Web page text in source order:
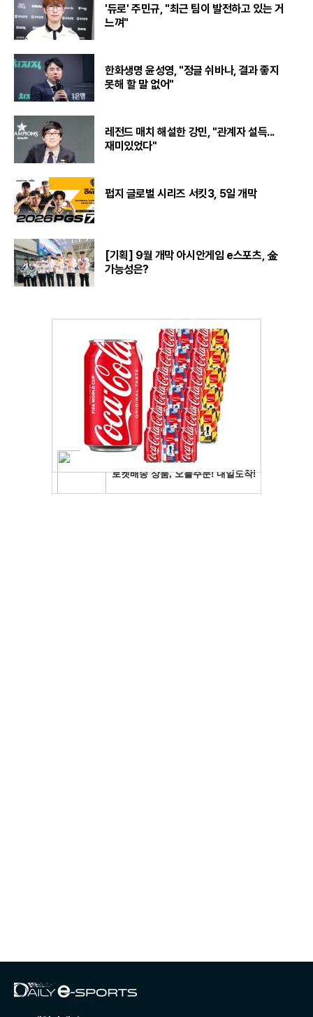
'듀로' 주민규, "최근 팀이 발전하고 있는 거
느껴"
한화생명 윤성영, "정글 쉬바나, 결과 좋지
못해 할 말 없어"
레전드 매치 해설한 강민, "관계자 설득...
재미있었다"
펍지 글로벌 시리즈 서킷3, 5일 개막
[기획] 9월 개막 아시안게임 e스포츠, 金
가능성은?